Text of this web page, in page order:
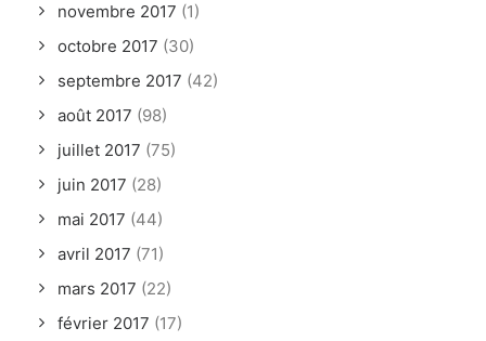
novembre 2017 (1)
octobre 2017 (30)
septembre 2017 (42)
août 2017 (98)
juillet 2017 (75)
juin 2017 (28)
mai 2017 (44)
avril 2017 (71)
mars 2017 (22)
février 2017 (17)